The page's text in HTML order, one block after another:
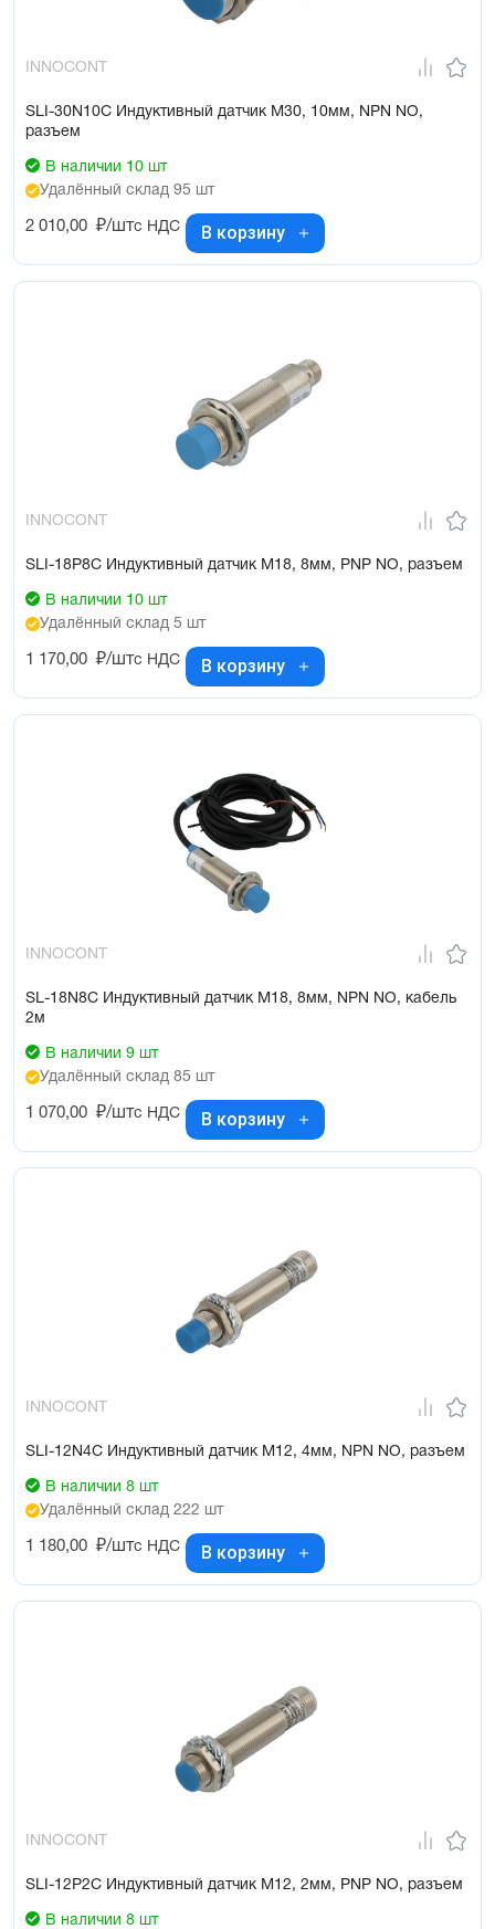
INNOCONT
SLI-30N10C Индуктивный датчик М30, 10мм, NPN NO,
разъем
В наличии 10 шт
Удалённый склад 95 шт
2 010,00 ₽/штс НДС В корзину
INNOCONT
SLI-18P8C Индуктивный датчик М18, 8мм, PNP NO, разъем
В наличии 10 шт
Удалённый склад 5 шт
1 170,00 ₽/штс НДС В корзину
INNOCONT
SL-18N8C Индуктивный датчик М18, 8мм, NPN NO, кабель
2м
В наличии 9 шт
Удалённый склад 85 шт
1 070,00 ₽/штс НДС В корзину
INNOCONT
SLI-12N4C Индуктивный датчик М12, 4мм, NPN NO, разъем
В наличии 8 шт
Удалённый склад 222 шт
1 180,00 ₽/штс НДС В корзину
INNOCONT
SLI-12P2C Индуктивный датчик М12, 2мм, PNP NO, разъем
В наличии 8 шт